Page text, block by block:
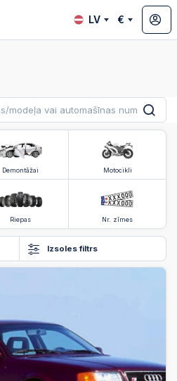
LV €
Demontāžai Motocikli
Riepas Nr. zīmes
Izsoles filtrs